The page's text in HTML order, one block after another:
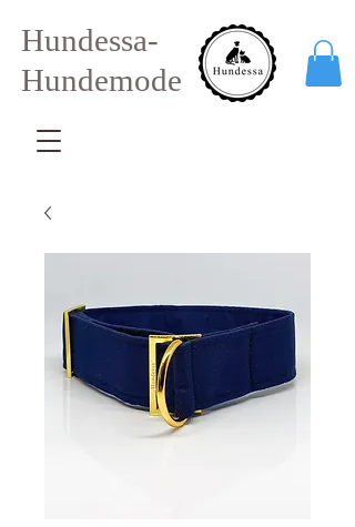
Hundessa-
Hundemode